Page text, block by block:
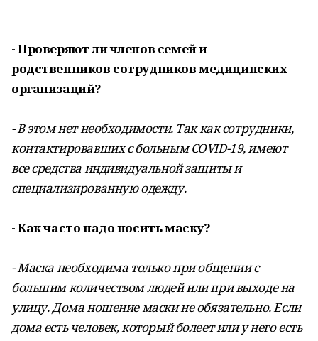
- Проверяют ли членов семей и
родственников сотрудников медицинских
организаций?
- В этом нет необходимости. Так как сотрудники,
контактировавших с больным COVID-19, имеют
все средства индивидуальной защиты и
специализированную одежду.
- Как часто надо носить маску?
- Маска необходима только при общении с
большим количеством людей или при выходе на
улицу. Дома ношение маски не обязательно. Если
дома есть человек, который болеет или у него есть